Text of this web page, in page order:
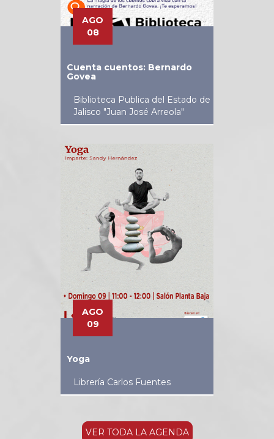
AGO
08
Cuenta cuentos: Bernardo
Govea
Biblioteca Publica del Estado de
Jalisco "Juan José Arreola"
AGO
09
Yoga
Librería Carlos Fuentes
VER TODA LA AGENDA